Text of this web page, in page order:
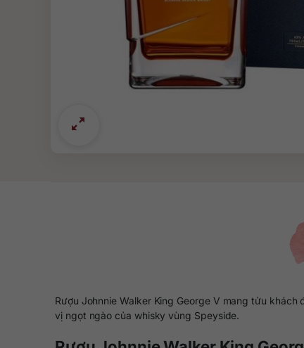
Rượu Johnnie Walker King George V mang tửu
vị ngọt ngào của whisky vùng Speyside.